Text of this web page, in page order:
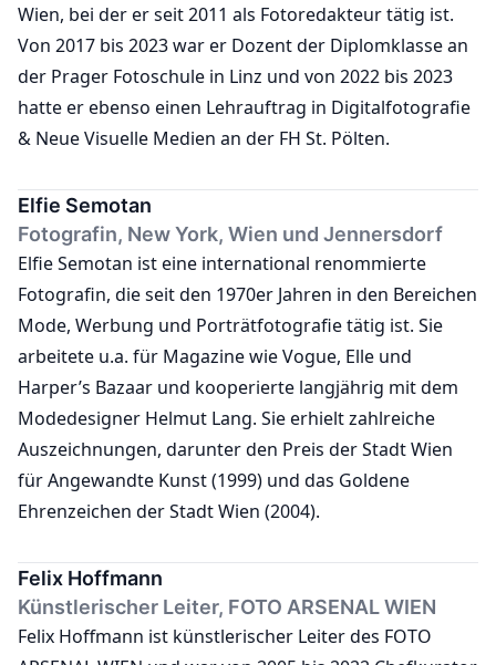
Wien, bei der er seit 2011 als Fotoredakteur tätig ist.
Von 2017 bis 2023 war er Dozent der Diplomklasse an
der Prager Fotoschule in Linz und von 2022 bis 2023
hatte er ebenso einen Lehrauftrag in Digitalfotografie
& Neue Visuelle Medien an der FH St. Pölten.
Elfie Semotan
Fotografin, New York, Wien und Jennersdorf
Elfie Semotan ist eine international renommierte
Fotografin, die seit den 1970er Jahren in den Bereichen
Mode, Werbung und Porträtfotografie tätig ist. Sie
arbeitete u.a. für Magazine wie Vogue, Elle und
Harper’s Bazaar und kooperierte langjährig mit dem
Modedesigner Helmut Lang. Sie erhielt zahlreiche
Auszeichnungen, darunter den Preis der Stadt Wien
für Angewandte Kunst (1999) und das Goldene
Ehrenzeichen der Stadt Wien (2004).
Felix Hoffmann
Künstlerischer Leiter, FOTO ARSENAL WIEN
Felix Hoffmann ist künstlerischer Leiter des FOTO